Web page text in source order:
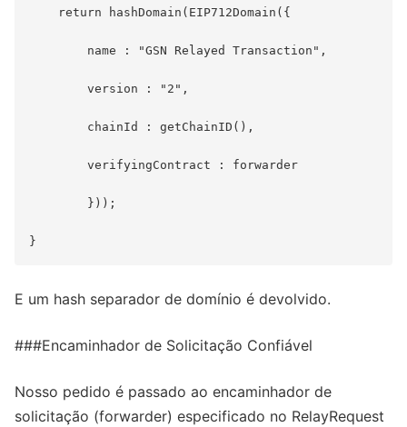
    return hashDomain(EIP712Domain({
        name : "GSN Relayed Transaction",
        version : "2",
        chainId : getChainID(),
        verifyingContract : forwarder
        }));
E um hash separador de domínio é devolvido.
###Encaminhador de Solicitação Confiável
Nosso pedido é passado ao encaminhador de
solicitação (forwarder) especificado no RelayRequest